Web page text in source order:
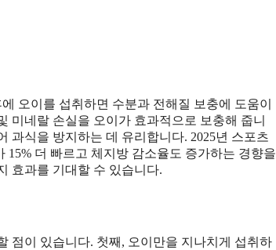
오이를 섭취하면 수분과 전해질 보충에 도움이
미네랄 손실을 오이가 효과적으로 보충해 줍니
과식을 방지하는 데 유리합니다. 2025년 스포츠
더 빠르고 체지방 감소율도 증가하는 경향을
효과를 기대할 수 있습니다.
점이 있습니다. 첫째, 오이만을 지나치게 섭취하